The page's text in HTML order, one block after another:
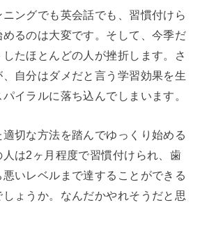
ングでも英会話でも、習慣付けら
るのは大変です。そして、今季だ
たほとんどの人が挫折します。さ
自分はダメだと言う学習効果を生
イラルに落ち込んでしまいます。
切な方法を踏んでゆっくり始める
は2ヶ月程度で習慣付けられ、歯
いレベルまで達することができる
ょうか。なんだかやれそうだと思